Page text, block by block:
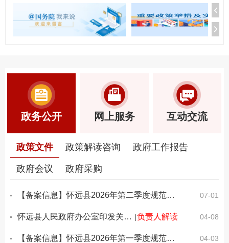
政务公开 网上服务 互动交流
政策文件 政策解读咨询 政府工作报告
政府会议 政府采购
【备案信息】怀远县2026年第二季度规范性文件备案情况 07-01
|负责人解读
怀远县人民政府办公室印发关于进一步规范全县畜禽养殖粪污资源化利用的实施方案（试行）的通知 04-08
【备案信息】怀远县2026年第一季度规范性文件备案情况 04-03